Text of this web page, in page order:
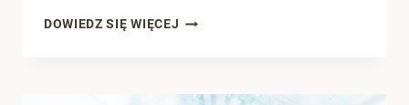
DOWIEDZ SIĘ WIĘCEJ CZYM
WSZYSTKO,